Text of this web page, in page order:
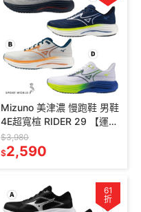
Mizuno 美津濃 慢跑鞋 男鞋
4E超寬楦 RIDER 29 【運動
世界 J1GC250453
$3,980
$2,590
61
折